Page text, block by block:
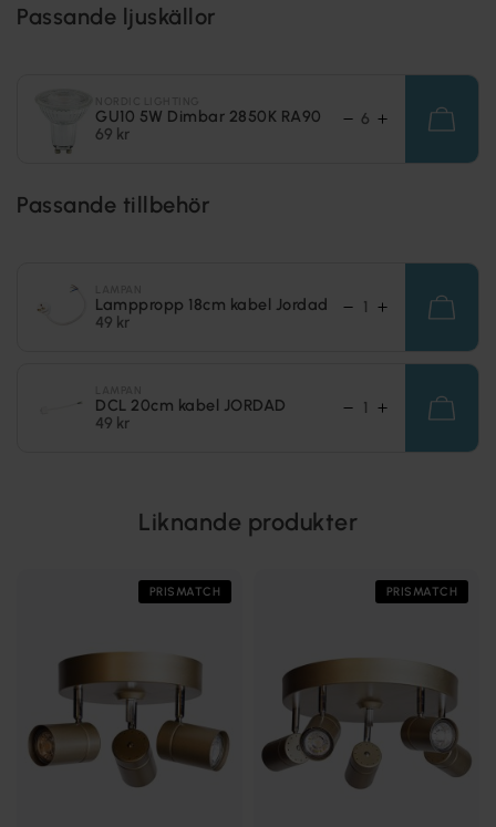
Passande ljuskällor
GU10 5W Dimbar 2850K RA90
69 kr
Passande tillbehör
Lamppropp 18cm kabel Jordad
49 kr
DCL 20cm kabel JORDAD
49 kr
Liknande produkter
PRISMATCH PRISMATCH